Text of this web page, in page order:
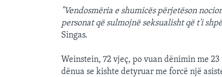
"Vendosmëria e shumicës përjetëson
personat që sulmojnë seksualisht që t'i
Singas.
Weinstein, 72 vjeç, po vuan dënimin me
dënua se kishte detyruar me forcë një